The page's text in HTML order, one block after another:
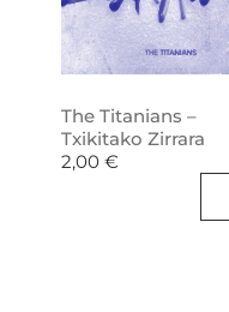
The Titanians –
Txikitako Zirrara
2,00 €